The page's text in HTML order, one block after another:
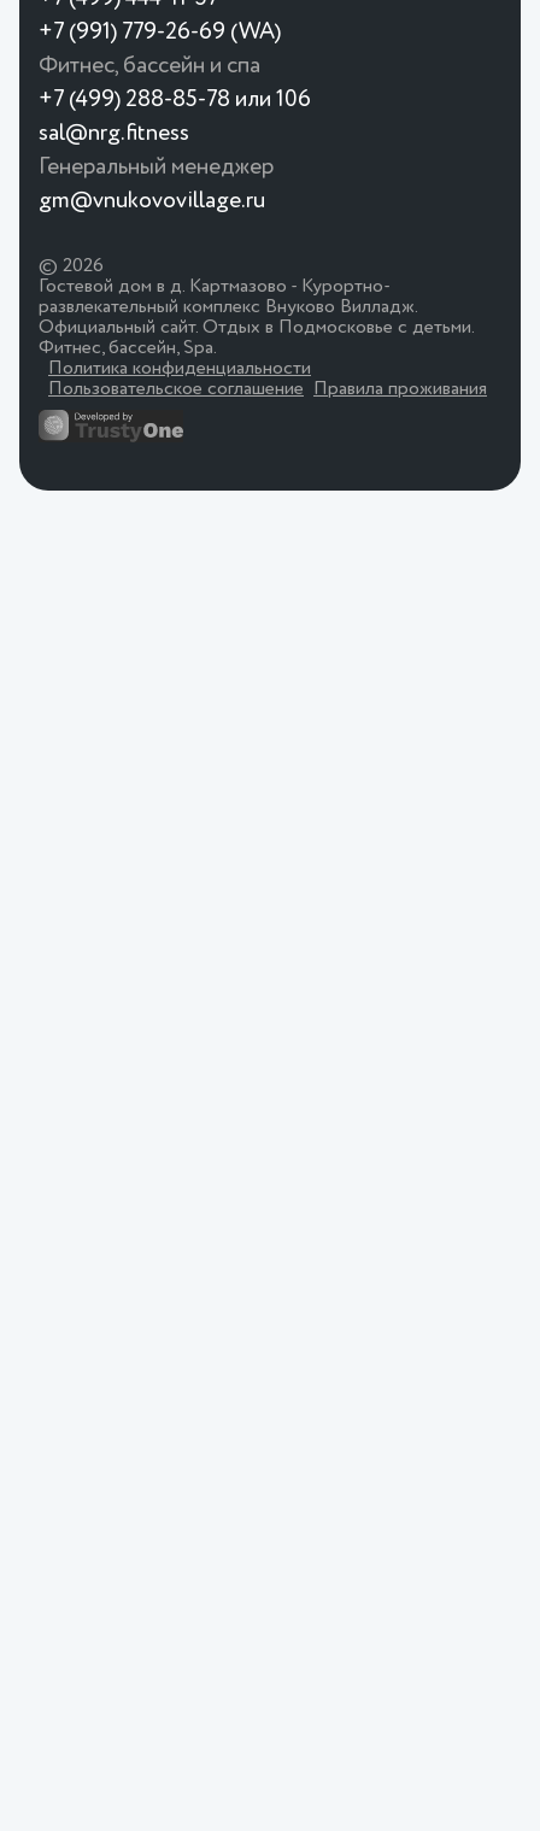
+7 (991) 779-26-69 (WA)
Фитнес, бассейн и спа
+7 (499) 288-85-78 или 106
sal@nrg.fitness
Генеральный менеджер
gm@vnukovovillage.ru
© 2026
Гостевой дом в д. Картмазово - Курортно-
развлекательный комплекс Внуково Вилладж.
Официальный сайт. Отдых в Подмосковье с детьми.
Фитнес, бассейн, Spa.
Политика конфиденциальности
Пользовательское соглашение
Правила проживания